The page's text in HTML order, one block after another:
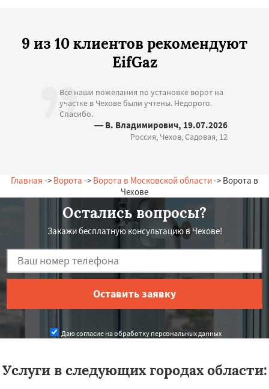
9 из 10 клиентов рекомендуют
EifGaz
Все наши пожелания по установке ворот на
участке в Чехове были учтены. Недорого.
Спасибо.
— В. Владимирович, 19.07.2026
Россия, Чехов, Садовая, 12
Главная -> Ворота -> Ворота в Московской области-> Ворота в
Чехове
Остались вопросы?
Закажи бесплатную консультацию в Чехове!
Даю согласие на обработку персональных данных
Услуги в следующих городах области: